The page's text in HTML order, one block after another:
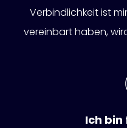
Verbindlichkeit ist
vereinbart haben,
Ich bin